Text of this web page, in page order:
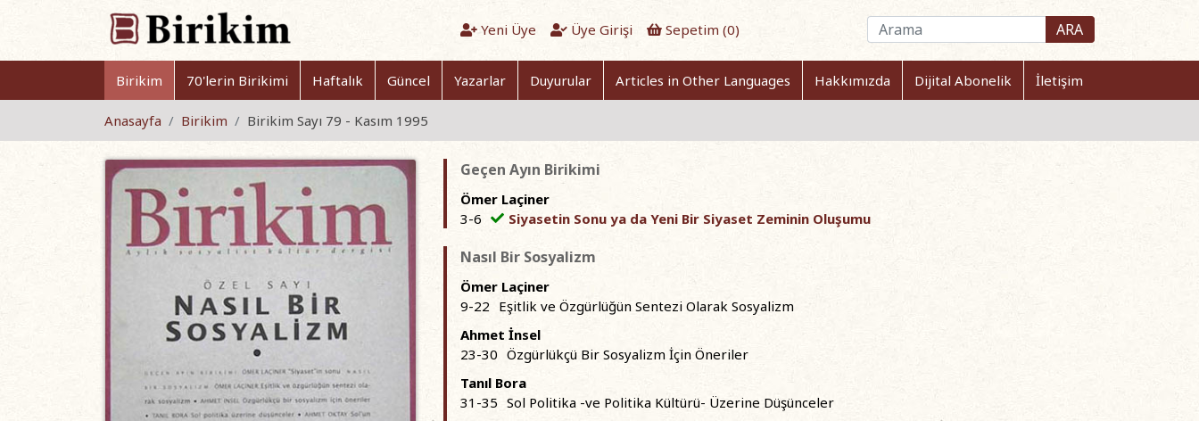
Yeni Üye Üye Girişi Sepetim (0) ARA
Birikim 70'lerin Birikimi Haftalık Güncel Yazarlar Duyurular Articles in Other Languages Hakkımızda Dijital Abonelik İletişim
Anasayfa Birikim Birikim Sayı 79 - Kasım 1995
Geçen Ayın Birikimi
Ömer Laçiner
3-6
Siyasetin Sonu ya da Yeni Bir Siyaset Zeminin Oluşumu
Nasıl Bir Sosyalizm
Ömer Laçiner
9-22 Eşitlik ve Özgürlüğün Sentezi Olarak Sosyalizm
Ahmet İnsel
23-30 Özgürlükçü Bir Sosyalizm İçin Öneriler
Tanıl Bora
31-35 Sol Politika -ve Politika Kültürü- Üzerine Düşünceler